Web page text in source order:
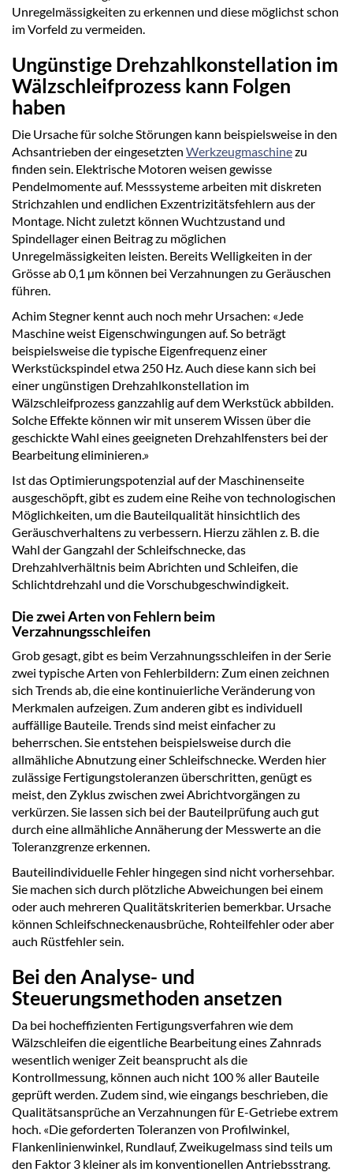
Unregelmässigkeiten zu erkennen und diese möglichst schon
im Vorfeld zu vermeiden.
Ungünstige Drehzahlkonstellation im
Wälzschleifprozess kann Folgen
haben
Die Ursache für solche Störungen kann beispielsweise in den
Achsantrieben der eingesetzten Werkzeugmaschinezu
finden sein. Elektrische Motoren weisen gewisse
Pendelmomente auf. Messsysteme arbeiten mit diskreten
Strichzahlen und endlichen Exzentrizitätsfehlern aus der
Montage. Nicht zuletzt können Wuchtzustand und
Spindellager einen Beitrag zu möglichen
Unregelmässigkeiten leisten. Bereits Welligkeiten in der
Grösse ab 0,1 µm können bei Verzahnungen zu Geräuschen
führen.
Achim Stegner kennt auch noch mehr Ursachen: «Jede
Maschine weist Eigenschwingungen auf. So beträgt
beispielsweise die typische Eigenfrequenz einer
Werkstückspindel etwa 250 Hz. Auch diese kann sich bei
einer ungünstigen Drehzahlkonstellation im
Wälzschleifprozess ganzzahlig auf dem Werkstück abbilden.
Solche Effekte können wir mit unserem Wissen über die
geschickte Wahl eines geeigneten Drehzahlfensters bei der
Bearbeitung eliminieren.»
Ist das Optimierungspotenzial auf der Maschinenseite
ausgeschöpft, gibt es zudem eine Reihe von technologischen
Möglichkeiten, um die Bauteilqualität hinsichtlich des
Geräuschverhaltens zu verbessern. Hierzu zählen z. B. die
Wahl der Gangzahl der Schleifschnecke, das
Drehzahlverhältnis beim Abrichten und Schleifen, die
Schlichtdrehzahl und die Vorschubgeschwindigkeit.
Die zwei Arten von Fehlern beim
Verzahnungsschleifen
Grob gesagt, gibt es beim Verzahnungsschleifen in der Serie
zwei typische Arten von Fehlerbildern: Zum einen zeichnen
sich Trends ab, die eine kontinuierliche Veränderung von
Merkmalen aufzeigen. Zum anderen gibt es individuell
auffällige Bauteile. Trends sind meist einfacher zu
beherrschen. Sie entstehen beispielsweise durch die
allmähliche Abnutzung einer Schleifschnecke. Werden hier
zulässige Fertigungstoleranzen überschritten, genügt es
meist, den Zyklus zwischen zwei Abrichtvorgängen zu
verkürzen. Sie lassen sich bei der Bauteilprüfung auch gut
durch eine allmähliche Annäherung der Messwerte an die
Toleranzgrenze erkennen.
Bauteilindividuelle Fehler hingegen sind nicht vorhersehbar.
Sie machen sich durch plötzliche Abweichungen bei einem
oder auch mehreren Qualitätskriterien bemerkbar. Ursache
können Schleifschneckenausbrüche, Rohteilfehler oder aber
auch Rüstfehler sein.
Bei den Analyse- und
Steuerungsmethoden ansetzen
Da bei hocheffizienten Fertigungsverfahren wie dem
Wälzschleifen die eigentliche Bearbeitung eines Zahnrads
wesentlich weniger Zeit beansprucht als die
Kontrollmessung, können auch nicht 100 % aller Bauteile
geprüft werden. Zudem sind, wie eingangs beschrieben, die
Qualitätsansprüche an Verzahnungen für E-Getriebe extrem
hoch. «Die geforderten Toleranzen von Profilwinkel,
Flankenlinienwinkel, Rundlauf, Zweikugelmass sind teils um
den Faktor 3 kleiner als im konventionellen Antriebsstrang.